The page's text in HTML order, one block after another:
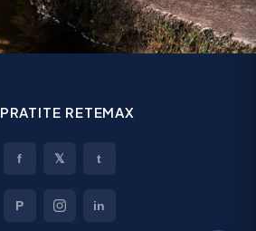
PRATITE RETEMAX
f 𝕏 t
P in